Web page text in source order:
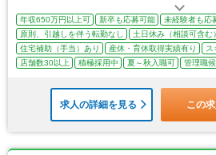
年収650万円以上可 新卒も応募可能
未経験者も応
原則、引越しを伴う転勤なし
土日休み（相談可含む）
住宅補助（手当）あり
産休・育休取得実績有り ス
店舗数30以上
積極採用中 夏～秋入職可 管理職
求人の詳細を見る この